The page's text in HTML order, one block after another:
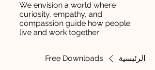
We envision a world where
curiosity, empathy, and
compassion guide how people
live and work together
الرئيسية Free Downloads